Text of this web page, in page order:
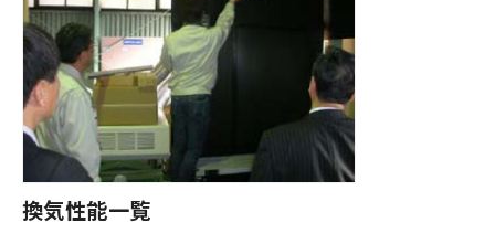
換気性能一覧